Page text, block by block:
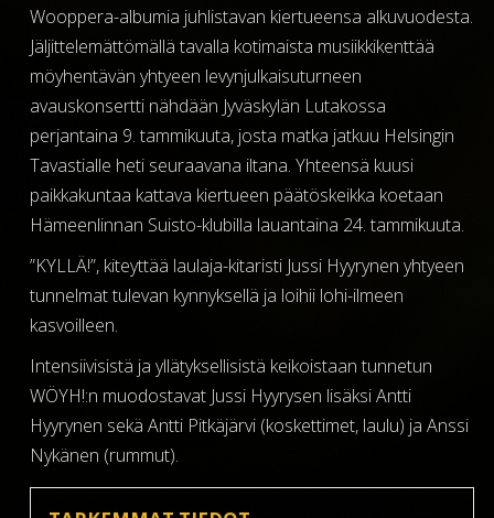
Wooppera-albumia juhlistavan kiertueensa alkuvuodesta.
Jäljittelemättömällä tavalla kotimaista musiikkikenttää
möyhentävän yhtyeen levynjulkaisuturneen
avauskonsertti nähdään Jyväskylän Lutakossa
perjantaina 9. tammikuuta, josta matka jatkuu Helsingin
Tavastialle heti seuraavana iltana. Yhteensä kuusi
paikkakuntaa kattava kiertueen päätöskeikka koetaan
Hämeenlinnan Suisto-klubilla lauantaina 24. tammikuuta.
”KYLLÄ!”, kiteyttää laulaja-kitaristi Jussi Hyyrynen yhtyeen
tunnelmat tulevan kynnyksellä ja loihii lohi-ilmeen
kasvoilleen.
Intensiivisistä ja yllätyksellisistä keikoistaan tunnetun
WÖYH!:n muodostavat Jussi Hyyrysen lisäksi Antti
Hyyrynen sekä Antti Pitkäjärvi (koskettimet, laulu) ja Anssi
Nykänen (rummut).